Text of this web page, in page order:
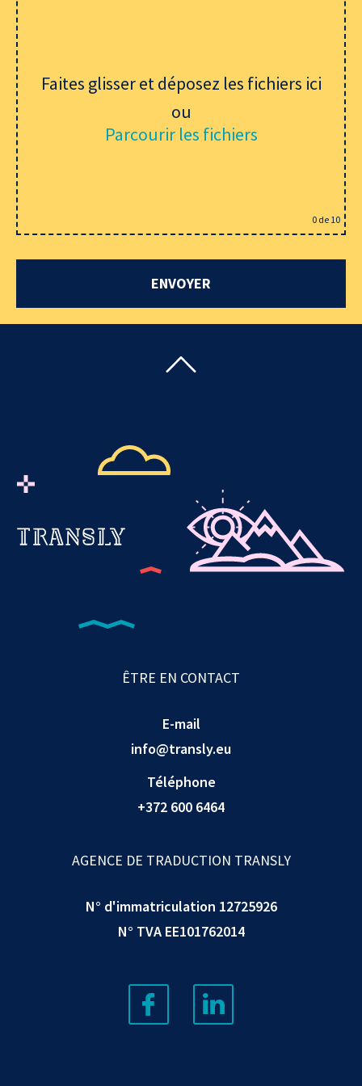
Faites glisser et déposez les fichiers ici
ou
Parcourir les fichiers
0 de 10
ÊTRE EN CONTACT
E-mail
info@transly.eu
Téléphone
+372 600 6464
AGENCE DE TRADUCTION TRANSLY
N° d'immatriculation 12725926
N° TVA EE101762014